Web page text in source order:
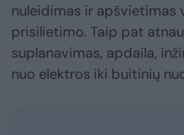
nuleidimas ir apšvietimas
prisilietimo. Taip pat
suplanavimas, apdaila,
nuo elektros iki buitinių